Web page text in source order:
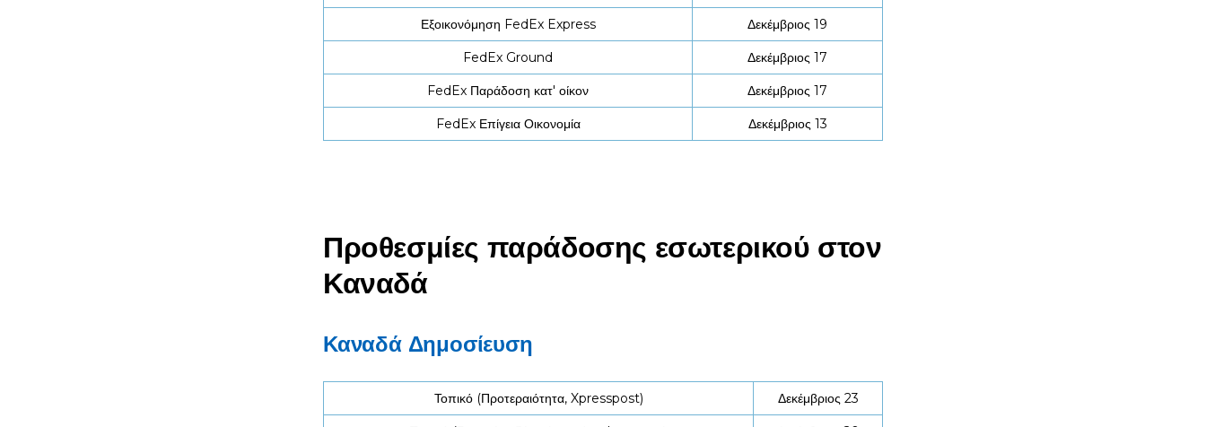
Εξοικονόμηση FedEx Express Δεκέμβριος 19
FedEx Ground Δεκέμβριος 17
FedEx Παράδοση κατ' οίκον Δεκέμβριος 17
FedEx Επίγεια Οικονομία Δεκέμβριος 13
Προθεσμίες παράδοσης εσωτερικού στον
Καναδά
Καναδά Δημοσίευση
Τοπικό (Προτεραιότητα, Xpresspost) Δεκέμβριος 23